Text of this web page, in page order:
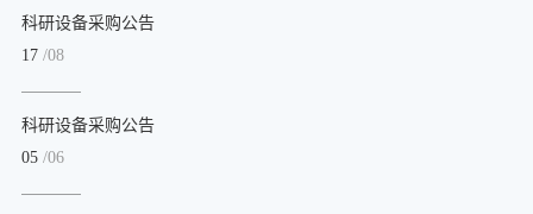
科研设备采购公告
17 /08
科研设备采购公告
05 /06